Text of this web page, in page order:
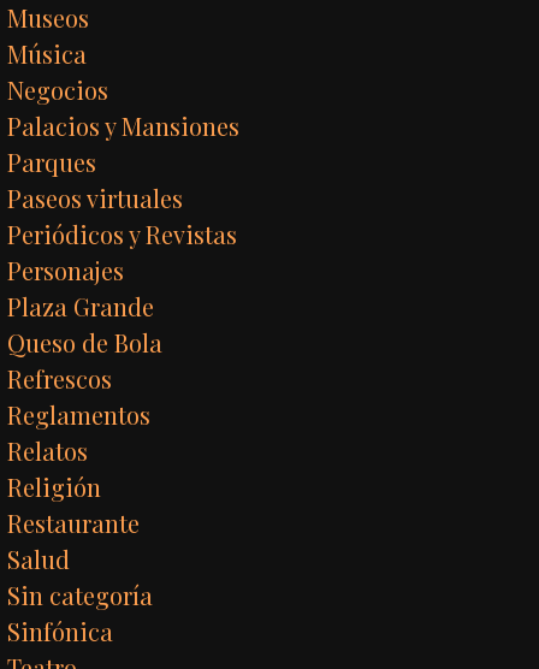
Museos
Música
Negocios
Palacios y Mansiones
Parques
Paseos virtuales
Periódicos y Revistas
Personajes
Plaza Grande
Queso de Bola
Refrescos
Reglamentos
Relatos
Religión
Restaurante
Salud
Sin categoría
Sinfónica